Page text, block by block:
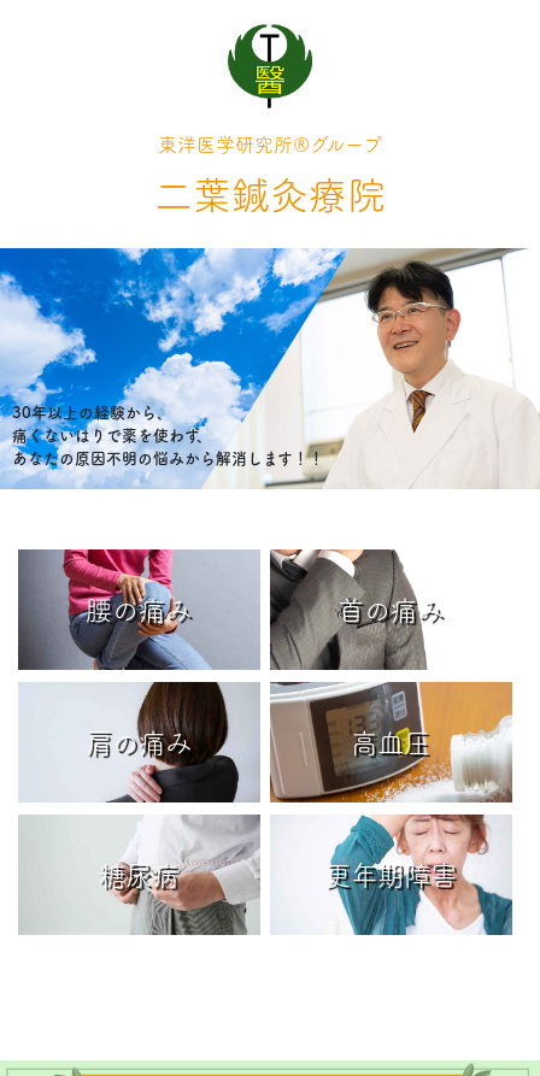
東洋医学研究所®グループ
二葉鍼灸療院
30年以上の経験から、
痛くないはりで薬を使わず、
あなたの原因不明の悩みから解消します！！
腰の痛み 首の痛み
肩の痛み 高血圧
糖尿病 更年期障害